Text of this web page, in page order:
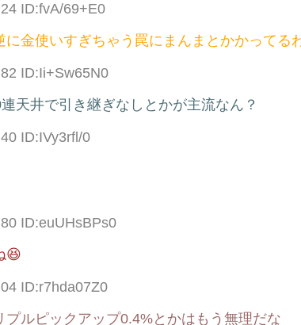
ID:fvA/69+E0
金使いすぎちゃう罠にまんまとかかってる
ID:Ii+Sw65N0
天井で引き継ぎなしとかが主流なん？
ID:IVy3rfl/0
ID:euUHsBPs0
😆
ID:r7hda07Z0
ルピックアップ0.4%とかはもう無理だな